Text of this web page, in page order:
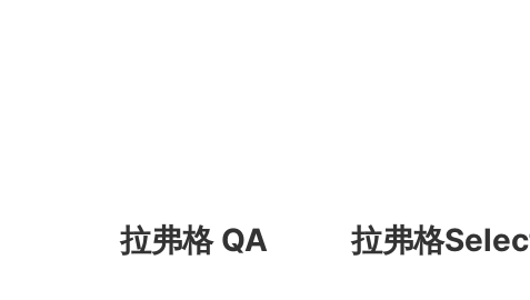
拉弗格 QA 拉弗格